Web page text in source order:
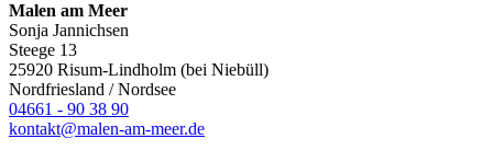
Malen am Meer
Sonja Jannichsen
Steege 13
25920 Risum-Lindholm (bei Niebüll)
Nordfriesland / Nordsee
04661 - 90 38 90
kontakt@malen-am-meer.de